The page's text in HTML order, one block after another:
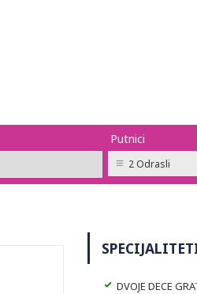
Putnici
2 Odrasli
DVOJE DECE